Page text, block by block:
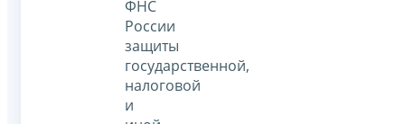
ФНС
России
защиты
государственной,
налоговой
и